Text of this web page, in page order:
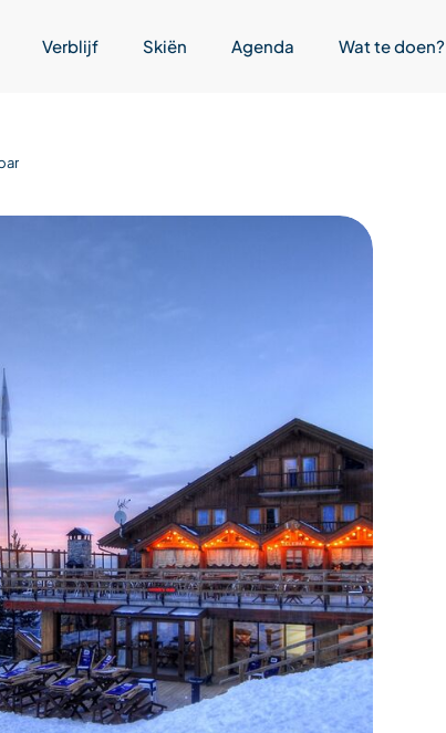
Verblijf Skiën Agenda Wat te doen?